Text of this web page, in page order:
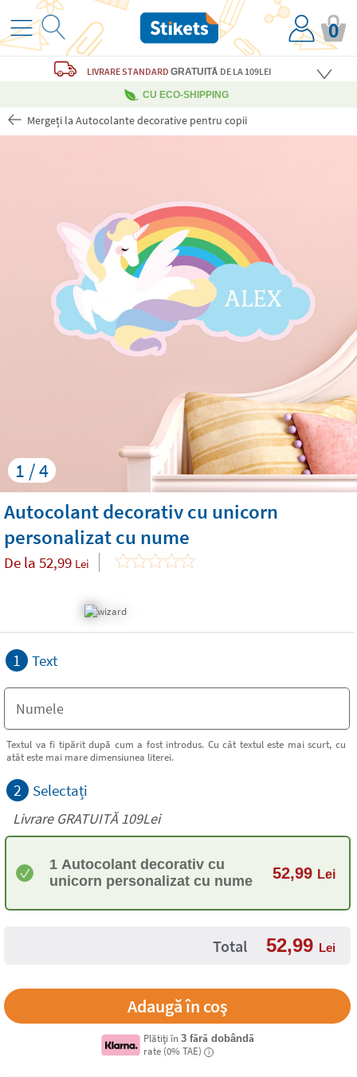
0
LIVRARE STANDARD GRATUITĂ DE LA 109LEI
CU ECO-SHIPPING
Mergeți la Autocolante decorative pentru copii
1 / 4
Autocolant decorativ cu unicorn
personalizat cu nume
De la 52,99 Lei
1 Text
Textul va fi tipărit după cum a fost introdus. Cu cât textul este mai scurt, cu
atât este mai mare dimensiunea literei.
2 Selectați
Livrare GRATUITĂ 109Lei
1 Autocolant decorativ cu
unicorn personalizat cu nume
52,99 Lei
Total 52,99 Lei
Plătiți în 3 fără dobândă
rate (0% TAE) i